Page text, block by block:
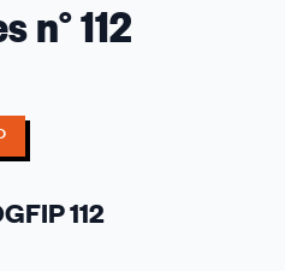
Cadres
n° 112
112